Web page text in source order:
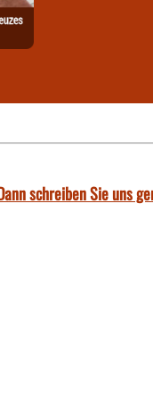
schreiben Sie uns